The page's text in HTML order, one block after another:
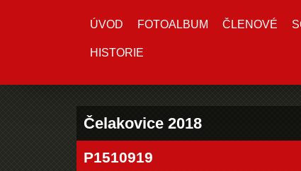
ÚVOD FOTOALBUM ČLENOVÉ
HISTORIE
Čelakovice 2018
P1510919